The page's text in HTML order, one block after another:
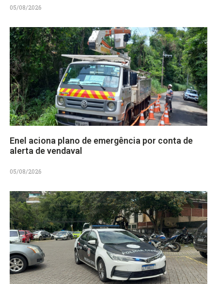
05/08/2026
Enel aciona plano de emergência por conta de
alerta de vendaval
05/08/2026